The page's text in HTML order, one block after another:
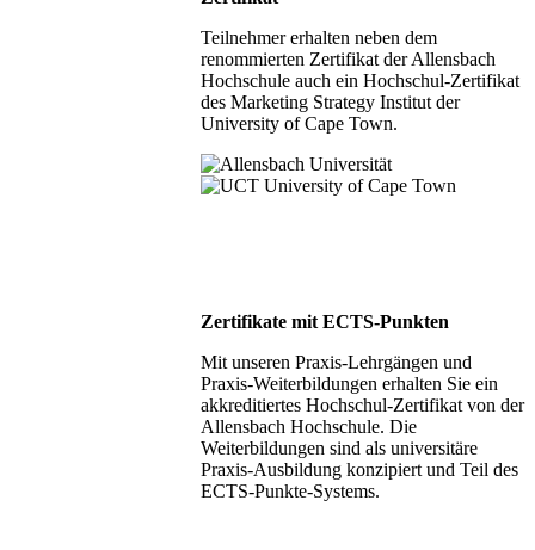
Teilnehmer erhalten neben dem
renommierten Zertifikat der Allensbach
Hochschule auch ein Hochschul-Zertifikat
des Marketing Strategy Institut der
University of Cape Town.
Zertifikate mit ECTS-Punkten
Mit unseren Praxis-Lehrgängen und
Praxis-Weiterbildungen erhalten Sie ein
akkreditiertes Hochschul-Zertifikat von der
Allensbach Hochschule. Die
Weiterbildungen sind als universitäre
Praxis-Ausbildung konzipiert und Teil des
ECTS-Punkte-Systems.